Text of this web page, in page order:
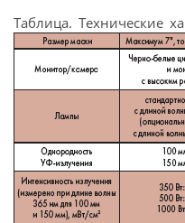
Таблица. Технические